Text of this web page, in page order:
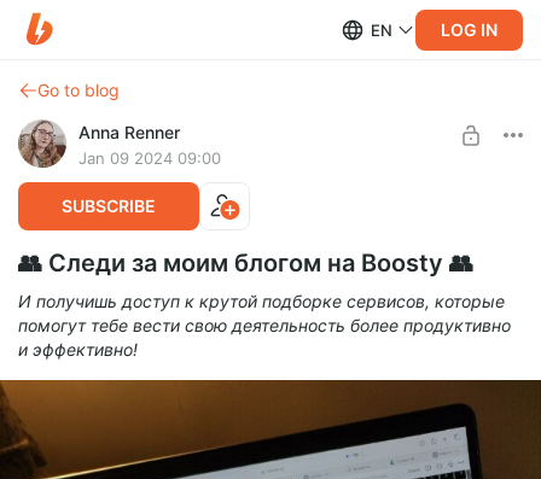
EN LOG IN
Go to blog
Anna Renner
Jan 09 2024 09:00
SUBSCRIBE
👥 Следи за моим блогом на Boosty 👥
И получишь доступ к крутой подборке сервисов, которые
помогут тебе вести свою деятельность более продуктивно
и эффективно!